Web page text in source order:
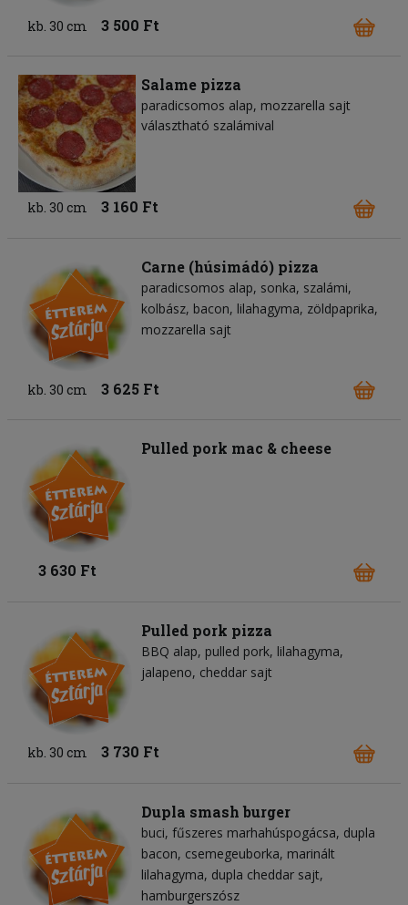
kb. 30 cm 3 500 Ft
Salame pizza
paradicsomos alap mozzarella sajt
választható szalámival
kb. 30 cm 3 160 Ft
Carne (húsimádó) pizza
paradicsomos alap sonka szalámi
kolbász bacon lilahagyma zöldpaprika
mozzarella sajt
kb. 30 cm 3 625 Ft
Pulled pork mac & cheese
3 630 Ft
Pulled pork pizza
BBQ alap pulled pork lilahagyma
jalapeno cheddar sajt
kb. 30 cm 3 730 Ft
Dupla smash burger
buci fűszeres marhahúspogácsa dupla
bacon csemegeuborka marinált
lilahagyma dupla cheddar sajt
hamburgerszósz